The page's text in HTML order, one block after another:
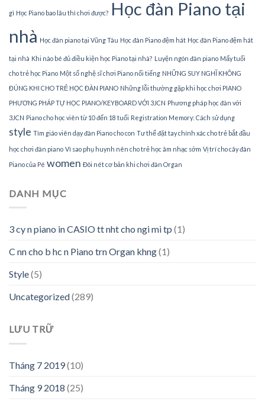
gì Học Piano bao lâu thì chơi được? Học đàn Piano tại
nhà Học đàn piano tại Vũng Tàu Học đàn Piano đệm hát Học đàn Piano đệm hát
tại nhà Khi nào bé đủ điều kiện học Piano tại nhà? Luyện ngón đàn piano Mấy tuổi
cho trẻ học Piano Một số nghệ sĩ chơi Piano nổi tiếng NHỮNG SUY NGHĨ KHÔNG
ĐÚNG KHI CHO TRẺ HỌC ĐÀN PIANO Những lỗi thường gặp khi học chơi PIANO
PHƯƠNG PHÁP TỰ HỌC PIANO/KEYBOARD VỚI 3JCN Phương pháp học đàn với
3JCN Piano cho học viên từ 10 đến 18 tuổi Registration Memory: Cách sử dụng
style Tìm giáo viên dạy đàn Piano cho con Tư thế đặt tay chính xác cho trẻ bắt đầu
học chơi đàn piano Vì sao phụ huynh nên cho trẻ học âm nhạc sớm Vị trí cho cây đàn
Piano của Pé women Đôi nét cơ bản khi chơi đàn Organ
DANH MỤC
3 cy n piano in CASIO tt nht cho ngi mi tp (1)
C nn cho b hc n Piano trn Organ khng(1)
Style(5)
Uncategorized(289)
LƯU TRỮ
Tháng 7 2019(10)
Tháng 9 2018 (25)